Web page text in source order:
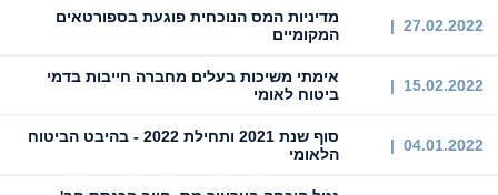
27.02.2022 |
מדיניות המס הנוכחית פוגעת בספורטאים
המקומיים
15.02.2022 |
אימתי משיכות בעלים מחברה חייבות בדמי
ביטוח לאומי
04.01.2022 |
סוף שנת 2021 ותחילת 2022 - בהיבט הביטוח
הלאומי